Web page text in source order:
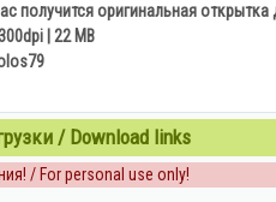
получится оригинальная открытка
| 22 МB
/ Download links
/ For personal use only!